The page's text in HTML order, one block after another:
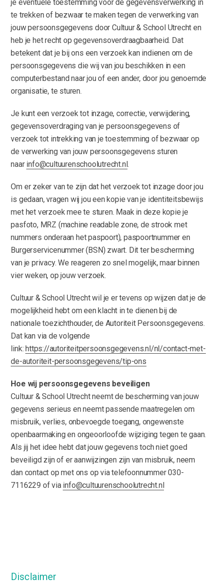
je eventuele toestemming voor de gegevensverwerking in
te trekken of bezwaar te maken tegen de verwerking van
jouw persoonsgegevens door Cultuur & School Utrecht en
heb je het recht op gegevensoverdraagbaarheid. Dat
betekent dat je bij ons een verzoek kan indienen om de
persoonsgegevens die wij van jou beschikken in een
computerbestand naar jou of een ander, door jou genoemde
organisatie, te sturen.
Je kunt een verzoek tot inzage, correctie, verwijdering,
gegevensoverdraging van je persoonsgegevens of
verzoek tot intrekking van je toestemming of bezwaar op
de verwerking van jouw persoonsgegevens sturen
naar info@cultuurenschoolutrecht.nl.
Om er zeker van te zijn dat het verzoek tot inzage door jou
is gedaan, vragen wij jou een kopie van je identiteitsbewijs
met het verzoek mee te sturen. Maak in deze kopie je
pasfoto, MRZ (machine readable zone, de strook met
nummers onderaan het paspoort), paspoortnummer en
Burgerservicenummer (BSN) zwart. Dit ter bescherming
van je privacy. We reageren zo snel mogelijk, maar binnen
vier weken, op jouw verzoek.
Cultuur & School Utrecht wil je er tevens op wijzen dat je de
mogelijkheid hebt om een klacht in te dienen bij de
nationale toezichthouder, de Autoriteit Persoonsgegevens.
Dat kan via de volgende
link:https://autoriteitpersoonsgegevens.nl/nl/contact-met-
de-autoriteit-persoonsgegevens/tip-ons
Hoe wij persoonsgegevens beveiligen
Cultuur & School Utrecht neemt de bescherming van jouw
gegevens serieus en neemt passende maatregelen om
misbruik, verlies, onbevoegde toegang, ongewenste
openbaarmaking en ongeoorloofde wijziging tegen te gaan.
Als jij het idee hebt dat jouw gegevens toch niet goed
beveiligd zijn of er aanwijzingen zijn van misbruik, neem
dan contact op met ons op via telefoonnummer 030-
7116229 of via info@cultuurenschoolutrecht.nl
Disclaimer